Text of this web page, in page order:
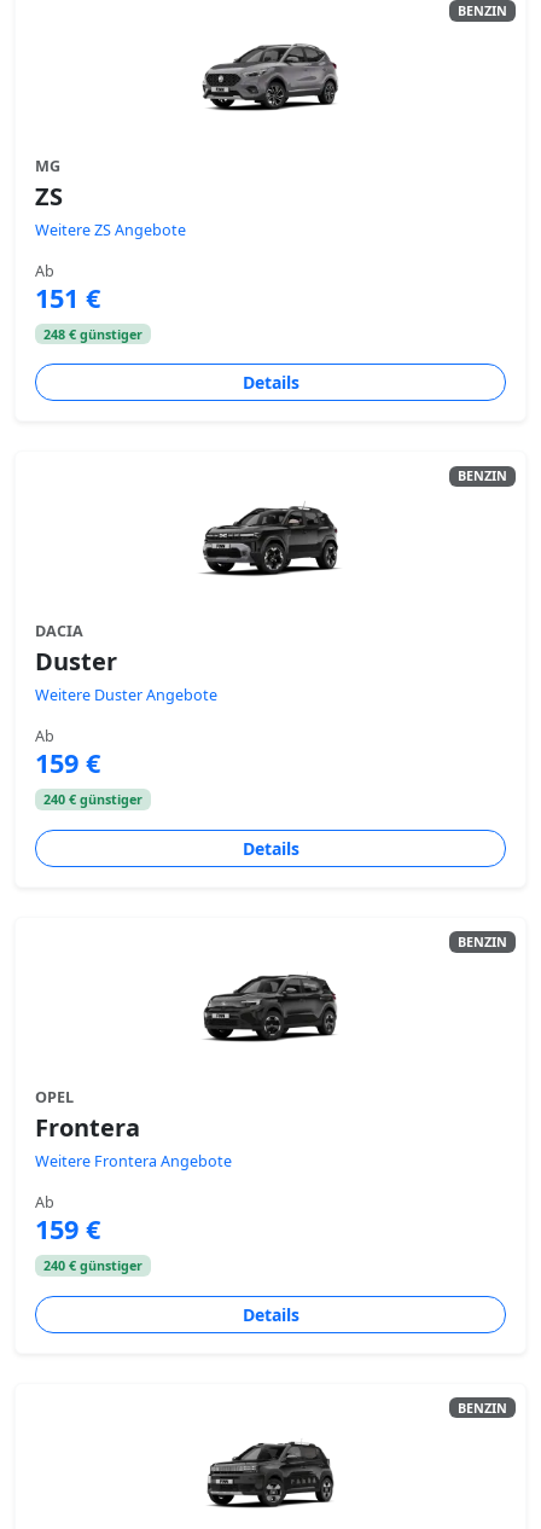
BENZIN
MG
ZS
Weitere ZS Angebote
Ab
151 €
248 € günstiger
Details
BENZIN
DACIA
Duster
Weitere Duster Angebote
Ab
159 €
240 € günstiger
Details
BENZIN
OPEL
Frontera
Weitere Frontera Angebote
Ab
159 €
240 € günstiger
Details
BENZIN